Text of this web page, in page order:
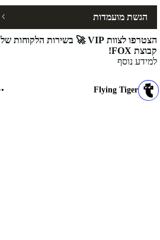
הגשת מועמדות
הצטרפו לצוות VIP 🚀 בשירות הלקוחות של
קבוצת FOX!
למידע נוסף
Flying Tiger